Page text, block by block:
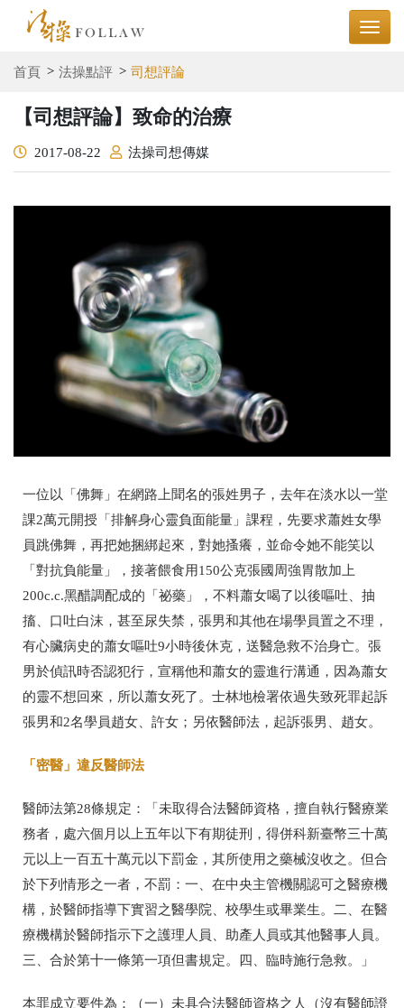
首頁 法操點評 司想評論
【司想評論】致命的治療
2017-08-22 法操司想傳媒
一位以「佛舞」在網路上聞名的張姓男子，去年在淡水以一堂
課2萬元開授 「排解身心靈負面能量」課程，先要求蕭姓女學
員跳佛舞，再把她捆綁起來，對她搔癢，並命令她不能笑以
「對抗負能量」，接著餵食用150公克張國周強胃散加上
200c.c.黑醋調配成的「祕藥」，不料蕭女喝了以後嘔吐、抽
搐、口吐白沫，甚至尿失禁，張男和其他在場學員置之不理，
有心臟病史的蕭女嘔吐9小時後休克， 送醫急救不治身亡。張
男於偵訊時否認犯行，宣稱他和蕭女的靈進行溝通，因為蕭女
的靈不想回來，所以蕭女死了。士林地檢署依過失致死罪起訴
張男和2名學員趙女、許女；另依醫師法， 起訴張男、趙女。
「密醫」違反醫師法
醫師法第28條規定：「未取得合法醫師資格，擅自執行醫療業
務者，處六個月以上五年以下有期徒刑，得併科新臺幣三十萬
元以上一百五十萬元以下罰金，其所使用之藥械沒收之。但合
於下列情形之一者，不罰：一、在中央主管機關認可之醫療機
構，於醫師指導下實習之醫學院、校學生或畢業生。二、在醫
療機構於醫師指示下之護理人員、助產人員或其他醫事人員。
三、合於第十一條第一項但書規定。四、臨時施行急救。」
本罪成立要件為：（一）未具合法醫師資格之人（沒有醫師證